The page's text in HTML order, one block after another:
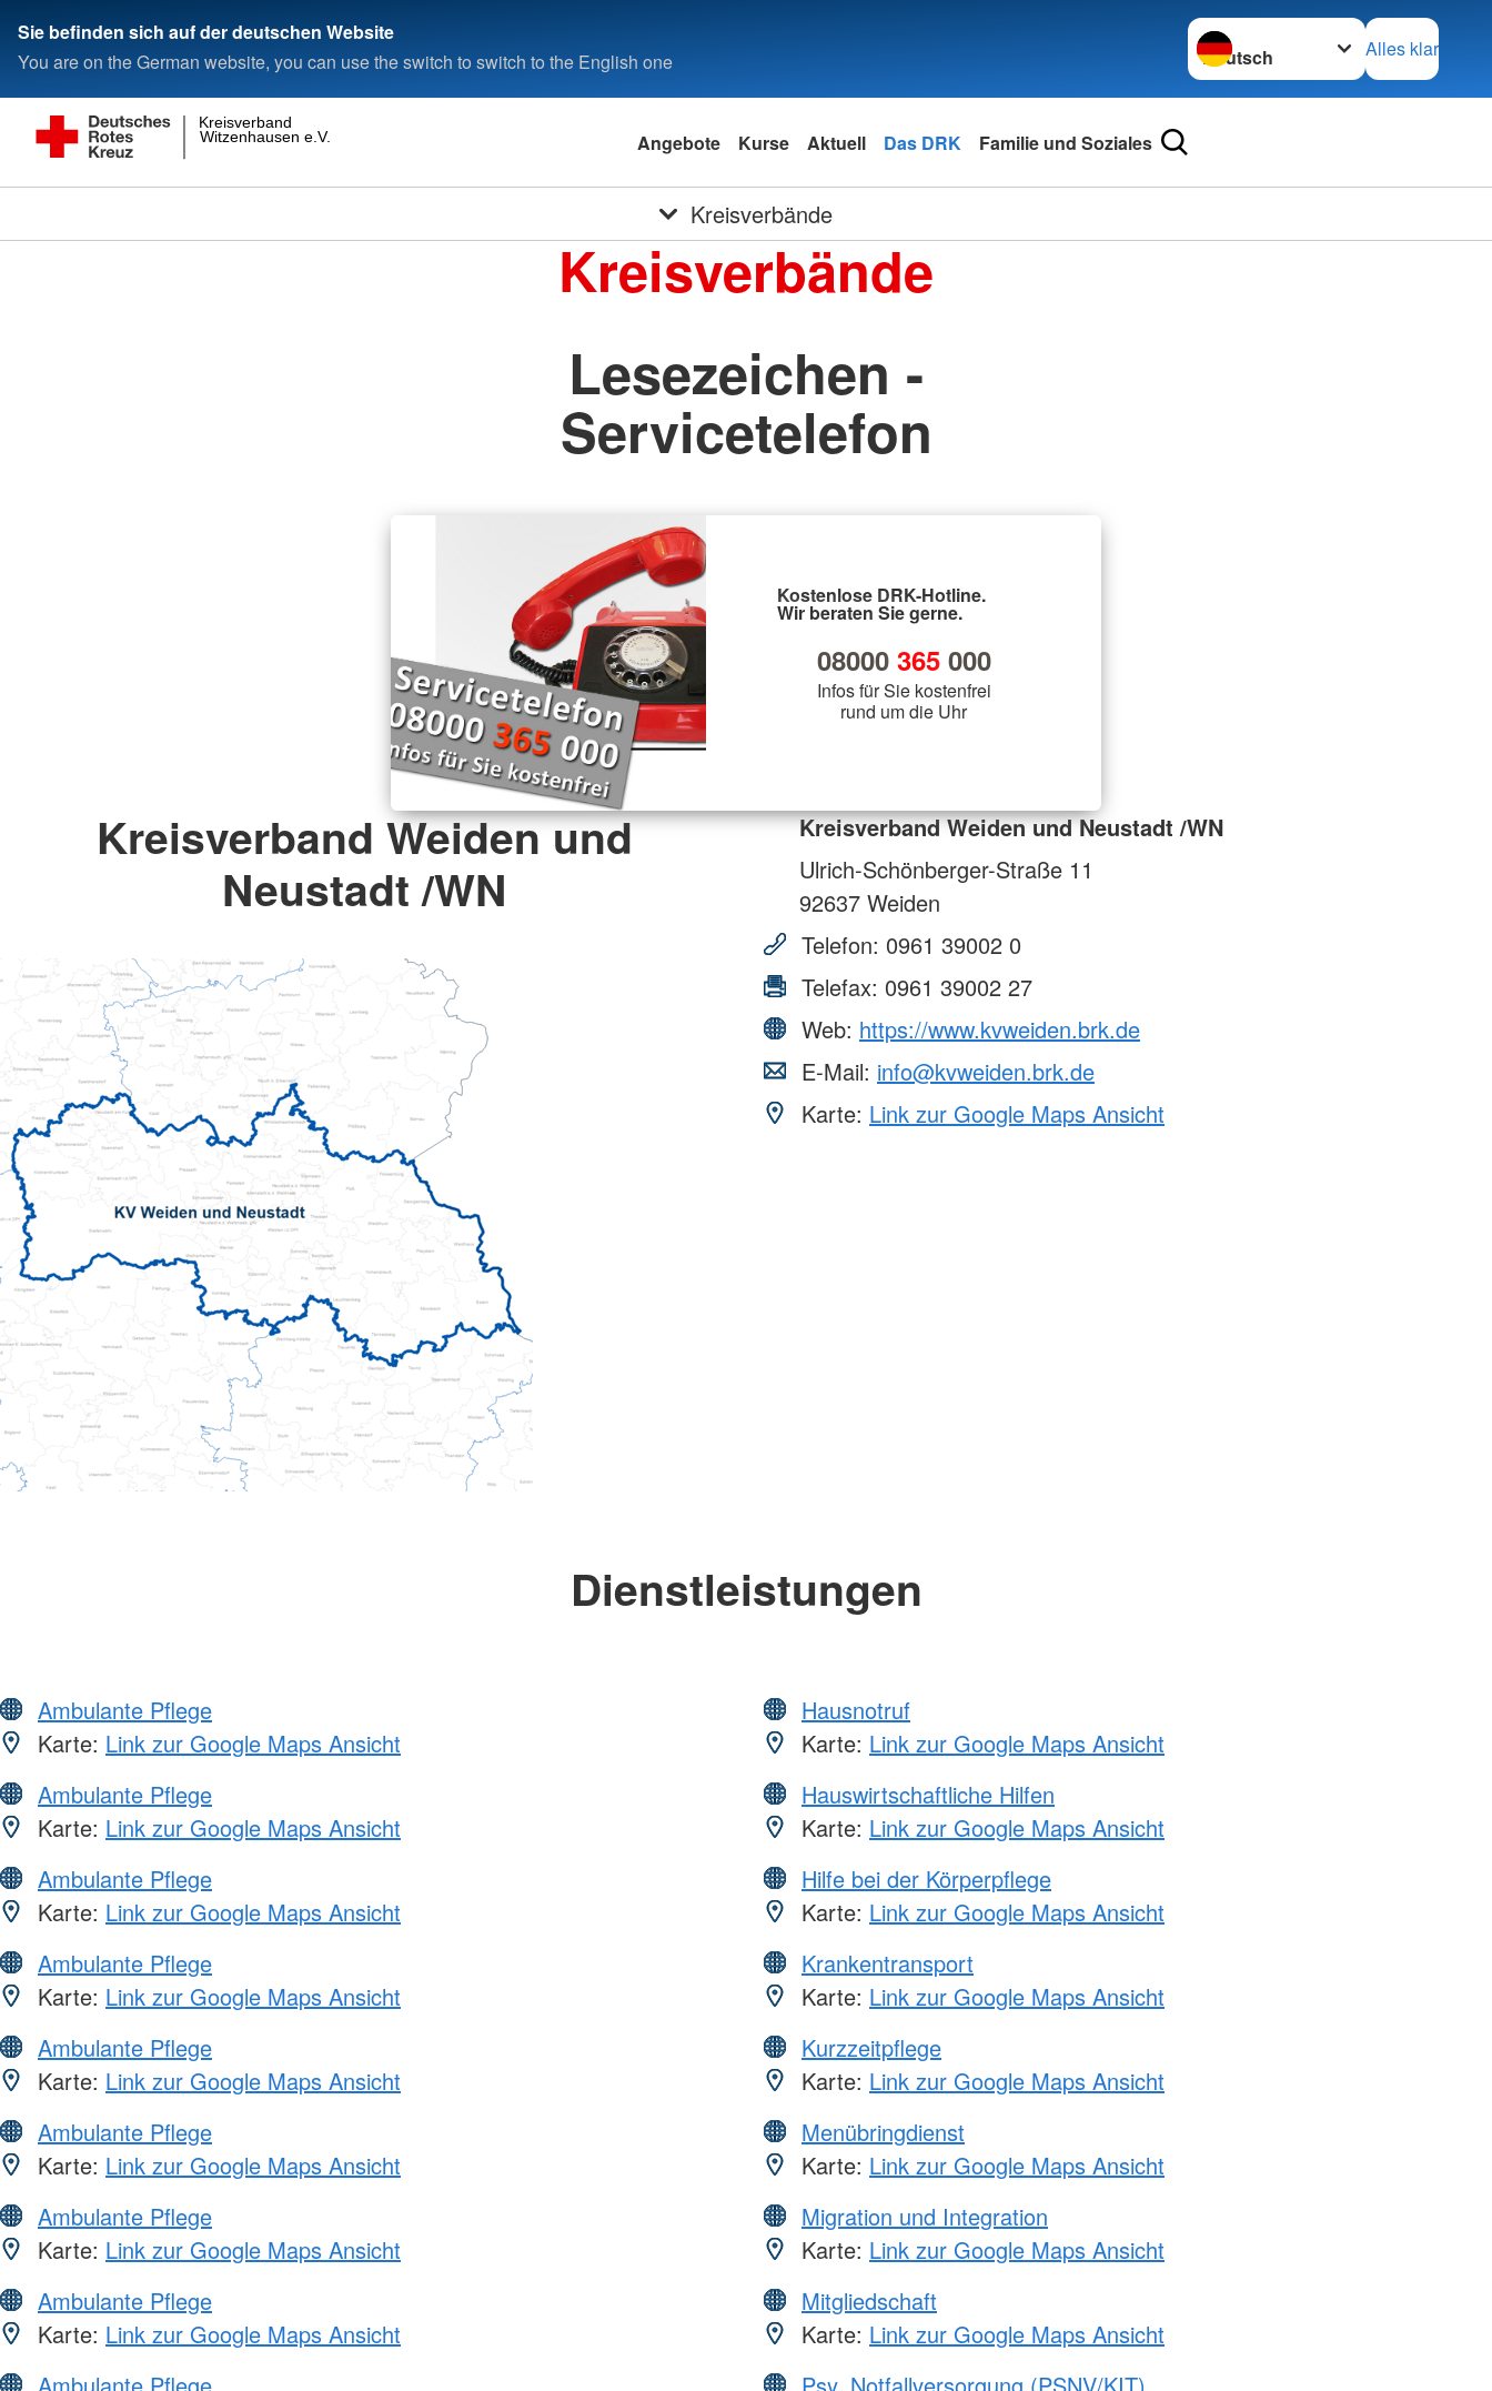
Sie befinden sich auf der deutschen Website
You are on the German website, you can use the switch to switch to the English one
Sprache wechseln zu
Alles klar
Witzenhausen e.V.
Kreisverband
Angebote Kurse Aktuell Das DRK Familie und Soziales
Kreisverbände
Kreisverbände
Lesezeichen -
Servicetelefon
Kostenlose DRK-Hotline.
Wir beraten Sie gerne.
08000 365000
Infos für Sie kostenfrei
rund um die Uhr
Kreisverband Weiden und
Neustadt /WN
Kreisverband Weiden und Neustadt /WN
Ulrich-Schönberger-Straße 11
92637 Weiden
Telefon: 0961 39002 0
Telefax: 0961 39002 27
Web: https://www.kvweiden.brk.de
E-Mail: info@kvweiden.brk.de
Karte: Link zur Google Maps Ansicht
Dienstleistungen
Ambulante Pflege
Karte: Link zur Google Maps Ansicht
Ambulante Pflege
Karte: Link zur Google Maps Ansicht
Ambulante Pflege
Karte: Link zur Google Maps Ansicht
Ambulante Pflege
Karte: Link zur Google Maps Ansicht
Ambulante Pflege
Karte: Link zur Google Maps Ansicht
Ambulante Pflege
Karte: Link zur Google Maps Ansicht
Ambulante Pflege
Karte: Link zur Google Maps Ansicht
Ambulante Pflege
Karte: Link zur Google Maps Ansicht
Hausnotruf
Karte: Link zur Google Maps Ansicht
Hauswirtschaftliche Hilfen
Karte: Link zur Google Maps Ansicht
Hilfe bei der Körperpflege
Karte: Link zur Google Maps Ansicht
Krankentransport
Karte: Link zur Google Maps Ansicht
Kurzzeitpflege
Karte: Link zur Google Maps Ansicht
Menübringdienst
Karte: Link zur Google Maps Ansicht
Migration und Integration
Karte: Link zur Google Maps Ansicht
Mitgliedschaft
Karte: Link zur Google Maps Ansicht